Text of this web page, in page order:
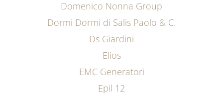
Domenico Nonna Group
Dormi Dormi di Salis Paolo & C.
Ds Giardini
Elios
EMC Generatori
Epil 12